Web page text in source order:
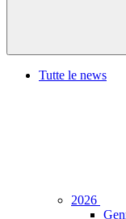
Tutte le news
2026